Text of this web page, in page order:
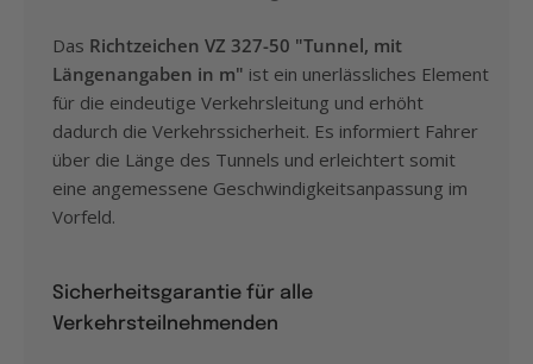
Das Richtzeichen VZ 327-50 "Tunnel, mit
Längenangaben in m" ist ein unerlässliches Element
für die eindeutige Verkehrsleitung und erhöht
dadurch die Verkehrssicherheit. Es informiert Fahrer
über die Länge des Tunnels und erleichtert somit
eine angemessene Geschwindigkeitsanpassung im
Vorfeld.
Sicherheitsgarantie für alle
Verkehrsteilnehmenden